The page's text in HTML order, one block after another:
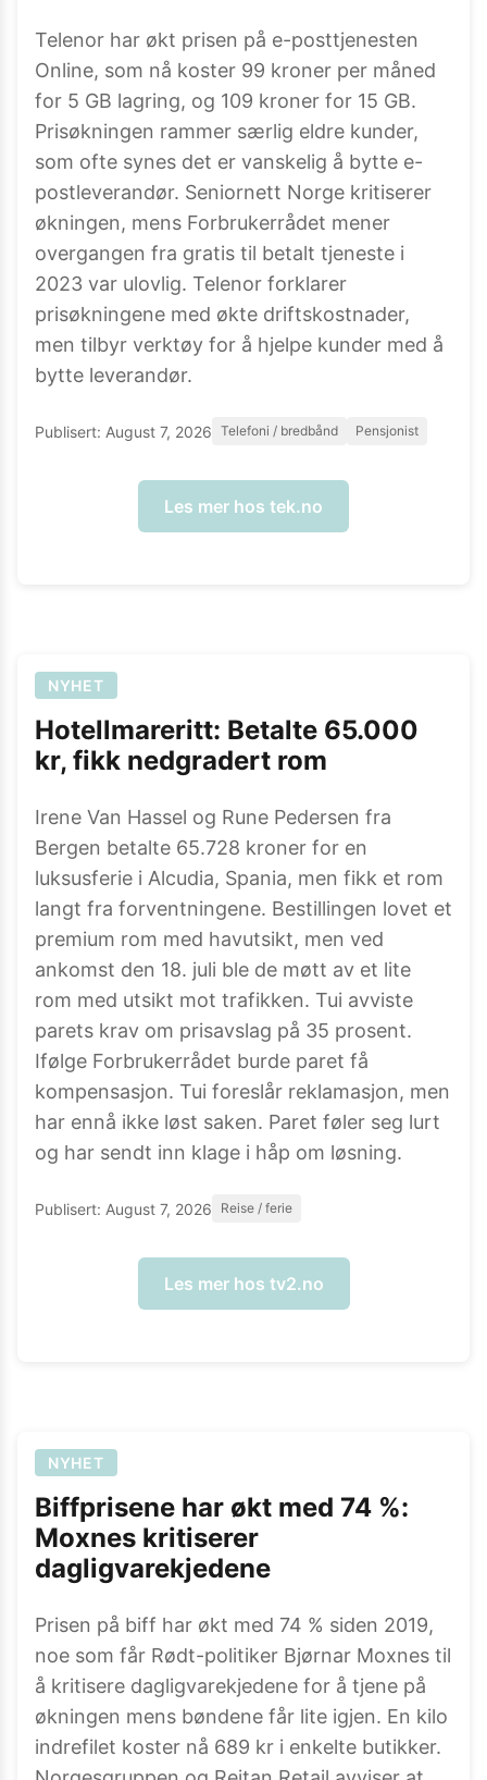
Telenor har økt prisen på e-posttjenesten
Online, som nå koster 99 kroner per måned
for 5 GB lagring, og 109 kroner for 15 GB.
Prisøkningen rammer særlig eldre kunder,
som ofte synes det er vanskelig å bytte e-
postleverandør. Seniornett Norge kritiserer
økningen, mens Forbrukerrådet mener
overgangen fra gratis til betalt tjeneste i
2023 var ulovlig. Telenor forklarer
prisøkningene med økte driftskostnader,
men tilbyr verktøy for å hjelpe kunder med å
bytte leverandør.
Publisert: August 7, 2026 Telefoni / bredbånd Pensjonist
Les mer hos tek.no
NYHET
Hotellmareritt: Betalte 65.000
kr, fikk nedgradert rom
Irene Van Hassel og Rune Pedersen fra
Bergen betalte 65.728 kroner for en
luksusferie i Alcudia, Spania, men fikk et rom
langt fra forventningene. Bestillingen lovet et
premium rom med havutsikt, men ved
ankomst den 18. juli ble de møtt av et lite
rom med utsikt mot trafikken. Tui avviste
parets krav om prisavslag på 35 prosent.
Ifølge Forbrukerrådet burde paret få
kompensasjon. Tui foreslår reklamasjon, men
har ennå ikke løst saken. Paret føler seg lurt
og har sendt inn klage i håp om løsning.
Publisert: August 7, 2026 Reise / ferie
Les mer hos tv2.no
NYHET
Biffprisene har økt med 74 %:
Moxnes kritiserer
dagligvarekjedene
Prisen på biff har økt med 74 % siden 2019,
noe som får Rødt-politiker Bjørnar Moxnes til
å kritisere dagligvarekjedene for å tjene på
økningen mens bøndene får lite igjen. En kilo
indrefilet koster nå 689 kr i enkelte butikker.